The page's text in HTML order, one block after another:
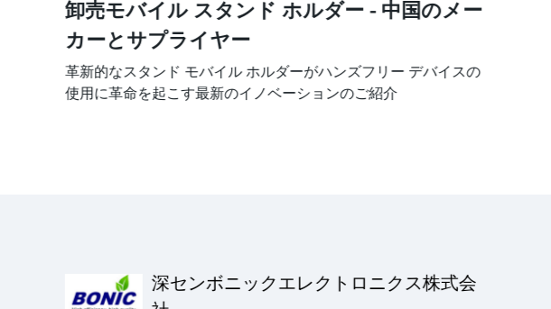
卸売モバイル スタンド ホルダー - 中国のメー
カーとサプライヤー
革新的なスタンド モバイル ホルダーがハンズフリー デバイスの
使用に革命を起こす最新のイノベーションのご紹介
深センボニックエレクトロニクス株式会